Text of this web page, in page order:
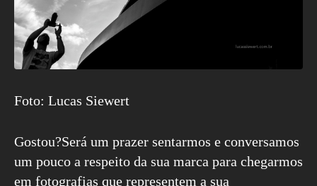
Foto: Lucas Siewert
Gostou?Será um prazer sentarmos e conversamos
um pouco a respeito da sua marca para chegarmos
em fotografias que representem a sua